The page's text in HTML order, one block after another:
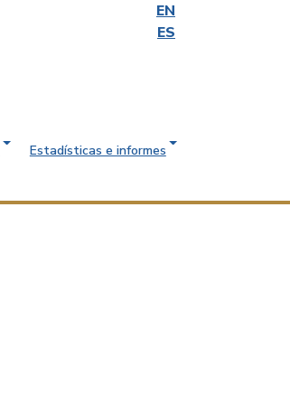
EN
ES
Estadísticas e informes